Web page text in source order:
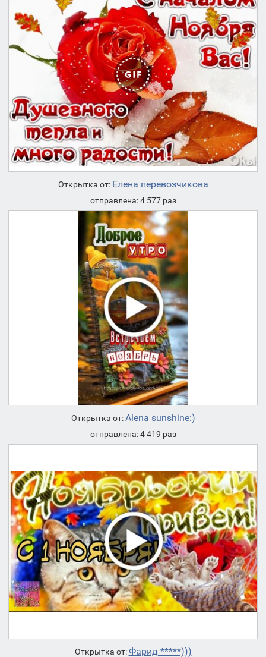
Открытка от: Елена перевозчикова
отправлена: 4 577 раз
Открытка от:Alena sunshine:)
отправлена: 4 419 раз
Открытка от:Фарид *****)))